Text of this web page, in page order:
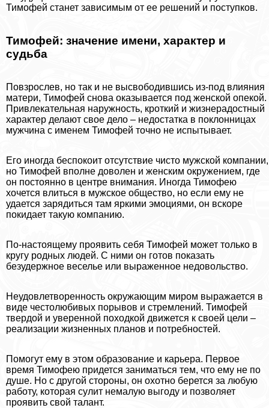
Тимофей станет зависимым от ее решений и поступков.
Тимофей: значение имени, хаpaктер и
судьба
Повзрослев, но так и не высвободившись из-под влияния
матери, Тимофей снова оказывается под женской опекой.
Привлекательная наружность, кроткий и жизнерадостный
хаpaктер делают свое дело – недостатка в поклонницах
мужчина с именем Тимофей точно не испытывает.
Его иногда беспокоит отсутствие чисто мужской компании,
но Тимофей вполне доволен и женским окружением, где
он постоянно в центре внимания. Иногда Тимофею
хочется влиться в мужское общество, но если ему не
удается зарядиться там яркими эмоциями, он вскоре
покидает такую компанию.
По-настоящему проявить себя Тимофей может только в
кругу родных людей. С ними он готов показать
безудержное веселье или выраженное недовольство.
Неудовлетворенность окружающим миром выражается в
виде честолюбивых порывов и стремлений. Тимофей
твердой и уверенной походкой движется к своей цели –
реализации жизненных планов и потребностей.
Помогут ему в этом образование и карьера. Первое
время Тимофею придется заниматься тем, что ему не по
душе. Но с другой стороны, он охотно берется за любую
работу, которая сулит немалую выгоду и позволяет
проявить свой талант.